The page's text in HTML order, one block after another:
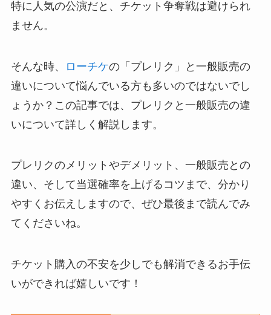
特に人気の公演だと、チケット争奪戦は避けられ
ません。
そんな時、 ローチケの「プレリク」と一般販売の
違いについて悩んでいる方も多いのではないでし
ょうか？この記事では、プレリクと一般販売の違
いについて詳しく解説します。
プレリクのメリットやデメリット、一般販売との
違い、そして当選確率を上げるコツまで、分かり
やすくお伝えしますので、ぜひ最後まで読んでみ
てくださいね。
チケット購入の不安を少しでも解消できるお手伝
いができれば嬉しいです！